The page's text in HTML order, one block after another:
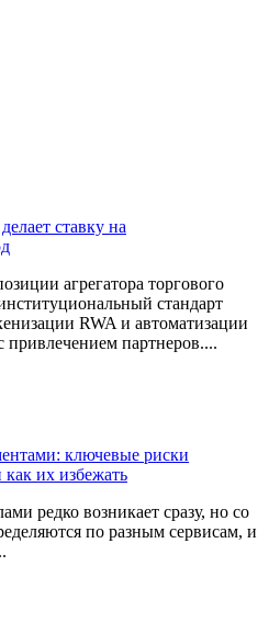
ставку на
агрегатора торгового
стандарт
RWA и автоматизации
привлечением партнеров....
ключевые риски
как их избежать
редко возникает сразу, но со
по разным сервисам, и